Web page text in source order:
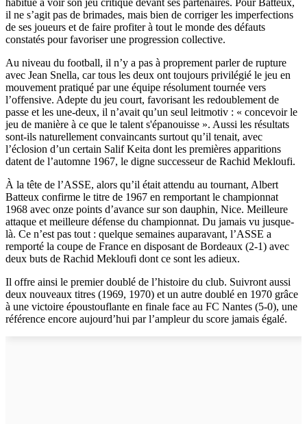
habitué à voir son jeu critiqué devant ses partenaires. Pour Batteux,
il ne s’agit pas de brimades, mais bien de corriger les imperfections
de ses joueurs et de faire profiter à tout le monde des défauts
constatés pour favoriser une progression collective.
Au niveau du football, il n’y a pas à proprement parler de rupture
avec Jean Snella, car tous les deux ont toujours privilégié le jeu en
mouvement pratiqué par une équipe résolument tournée vers
l’offensive. Adepte du jeu court, favorisant les redoublement de
passe et les une-deux, il n’avait qu’un seul leitmotiv : « concevoir le
jeu de manière à ce que le talent s'épanouisse ». Aussi les résultats
sont-ils naturellement convaincants surtout qu’il tenait, avec
l’éclosion d’un certain Salif Keita dont les premières apparitions
datent de l’automne 1967, le digne successeur de Rachid Mekloufi.
À la tête de l’ASSE, alors qu’il était attendu au tournant, Albert
Batteux confirme le titre de 1967 en remportant le championnat
1968 avec onze points d’avance sur son dauphin, Nice. Meilleure
attaque et meilleure défense du championnat. Du jamais vu jusque-
là. Ce n’est pas tout : quelque semaines auparavant, l’ASSE a
remporté la coupe de France en disposant de Bordeaux (2-1) avec
deux buts de Rachid Mekloufi dont ce sont les adieux.
Il offre ainsi le premier doublé de l’histoire du club. Suivront aussi
deux nouveaux titres (1969, 1970) et un autre doublé en 1970 grâce
à une victoire époustouflante en finale face au FC Nantes (5-0), une
référence encore aujourd’hui par l’ampleur du score jamais égalé.